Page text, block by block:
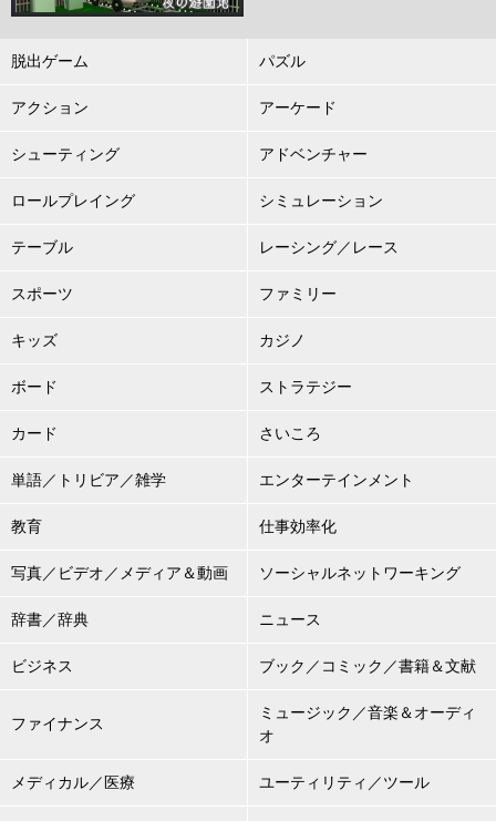
脱出ゲーム パズル
アクション アーケード
シューティング アドベンチャー
ロールプレイング シミュレーション
テーブル レーシング／レース
スポーツ ファミリー
キッズ カジノ
ボード ストラテジー
カード さいころ
単語／トリビア／雑学 エンターテインメント
教育 仕事効率化
写真／ビデオ／メディア＆動画 ソーシャルネットワーキング
辞書／辞典 ニュース
ビジネス ブック／コミック／書籍＆文献
ファイナンス
ミュージック／音楽＆オーディ
オ
メディカル／医療 ユーティリティ／ツール